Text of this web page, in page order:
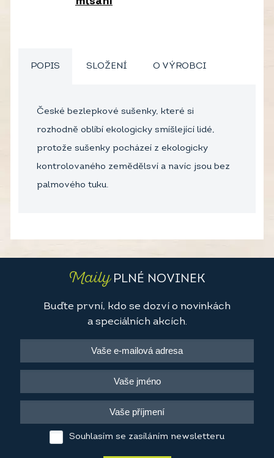
POPIS SLOŽENÍ O VÝROBCI
České bezlepkové sušenky, které si
rozhodně oblíbí ekologicky smíšlející lidé,
protože sušenky pocházeí z ekologicky
kontrolovaného zemědělsví a navíc jsou bez
palmového tuku.
MailyPLNÉ NOVINEK
Buďte první, kdo se dozví o novinkách
a speciálních akcích.
Souhlasím se zasíláním newsletteru